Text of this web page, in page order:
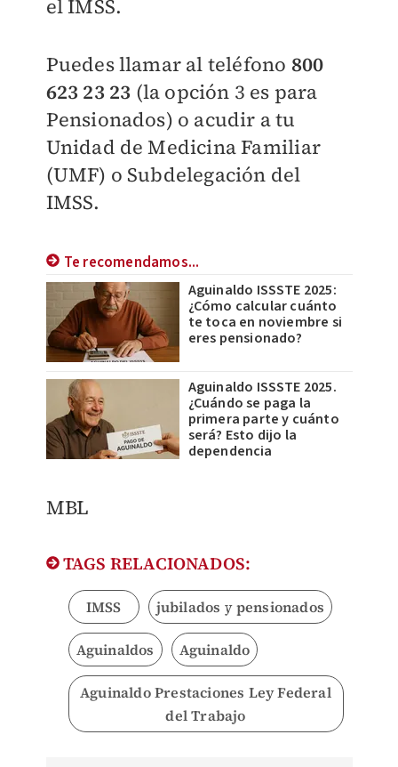
el IMSS.
Puedes llamar al teléfono 800
623 23 23 (la opción 3 es para
Pensionados) o acudir a tu
Unidad de Medicina Familiar
(UMF) o Subdelegación del
IMSS.
Te recomendamos...
Aguinaldo ISSSTE 2025:
¿Cómo calcular cuánto
te toca en noviembre si
eres pensionado?
Aguinaldo ISSSTE 2025.
¿Cuándo se paga la
primera parte y cuánto
será? Esto dijo la
dependencia
MBL
TAGS RELACIONADOS:
IMSS jubilados y pensionados
Aguinaldos Aguinaldo
Aguinaldo Prestaciones Ley Federal
del Trabajo